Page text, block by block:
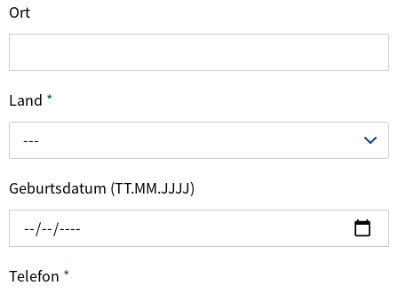
Ort
Land *
---
Geburtsdatum (TT.MM.JJJJ)
Telefon *